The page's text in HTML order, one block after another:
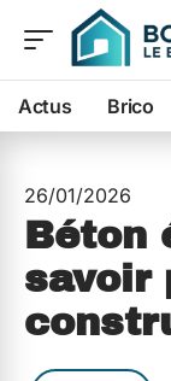
Actus Brico
26/01/2026
Béton
savoir